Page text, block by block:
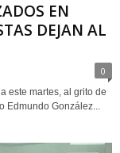
EN
DEJAN AL
0
este martes, al grito de
Edmundo González...